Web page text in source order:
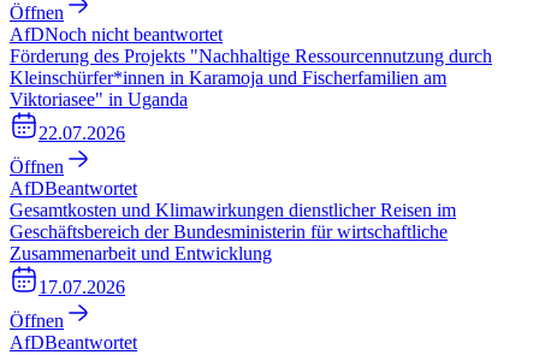
Öffnen
AfDNoch nicht beantwortet
Förderung des Projekts "Nachhaltige Ressourcennutzung durch
Kleinschürfer*innen in Karamoja und Fischerfamilien am
Viktoriasee" in Uganda
22.07.2026
Öffnen
AfDBeantwortet
Gesamtkosten und Klimawirkungen dienstlicher Reisen im
Geschäftsbereich der Bundesministerin für wirtschaftliche
Zusammenarbeit und Entwicklung
17.07.2026
Öffnen
AfDBeantwortet